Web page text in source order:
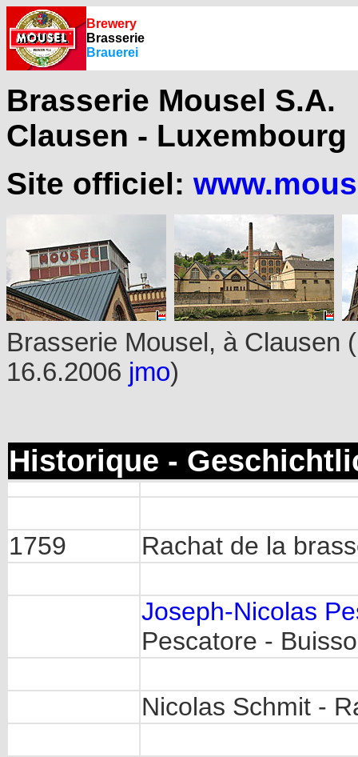
Brewery
Brasserie
Brauerei
Brasserie Mousel S.A.
Clausen - Luxembourg
Site officiel:
Brasserie Mousel, à Clausen
16.6.2006 jmo)
Historique -
1759 Rachat de la
Joseph-Nicolas
Pescatore -
Nicolas Schmit -